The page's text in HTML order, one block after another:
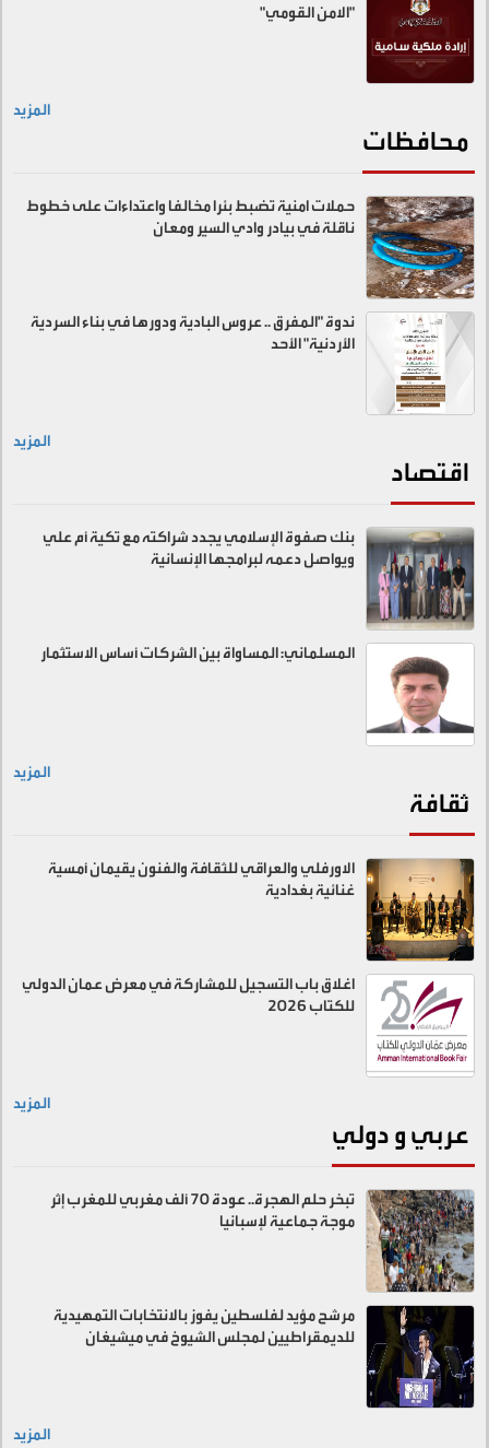
"الامن القومي"
المزيد
محافظات
حملات امنية تضبط بئرا مخالفا واعتداءات على خطوط
ناقلة في بيادر وادي السير ومعان
ندوة "المفرق .. عروس البادية ودورها في بناء السردية
الأردنية" الأحد
المزيد
اقتصاد
بنك صفوة الإسلامي يجدد شراكته مع تكية أم علي
ويواصل دعمه لبرامجها الإنسانية
المسلماني: المساواة بين الشركات أساس الاستثمار
المزيد
ثقافة
الاورفلي والعراقي للثقافة والفنون يقيمان أمسية
غنائية بغدادية
اغلاق باب التسجيل للمشاركة في معرض عمان الدولي
للكتاب 2026
المزيد
عربي و دولي
تبخر حلم الهجرة.. عودة 70 ألف مغربي للمغرب إثر
موجة جماعية لإسبانيا
مرشح مؤيد لفلسطين يفوز بالانتخابات التمهيدية
للديمقراطيين لمجلس الشيوخ في ميشيغان
المزيد